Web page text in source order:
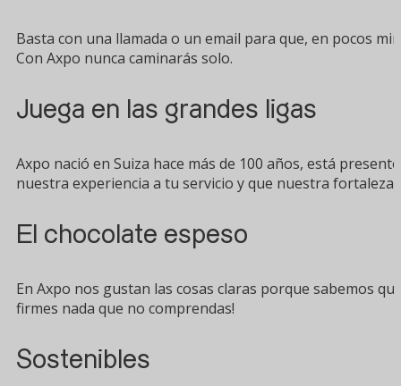
Basta con una llamada o un email para que, en pocos
Con Axpo nunca caminarás solo.
Juega en las grandes ligas
Axpo nació en Suiza hace más de 100 años, está
nuestra experiencia a tu servicio y que nuestra fortaleza
El chocolate espeso
En Axpo nos gustan las cosas claras porque sabemos
firmes nada que no comprendas!
Sostenibles